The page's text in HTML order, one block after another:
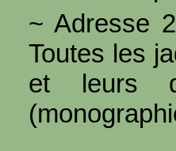
~ Adresse 2
Toutes les
et leurs